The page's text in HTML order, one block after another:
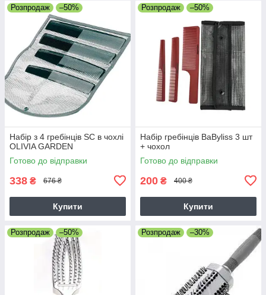
Розпродаж –50%
Набір з 4 гребінців SC в чохлі
OLIVIA GARDEN
Готово до відправки
338 ₴ 676 ₴
Купити
Розпродаж –50%
Набір гребінців BaByliss 3 шт
+ чохол
Готово до відправки
200 ₴ 400 ₴
Купити
Розпродаж –50% Розпродаж –30%